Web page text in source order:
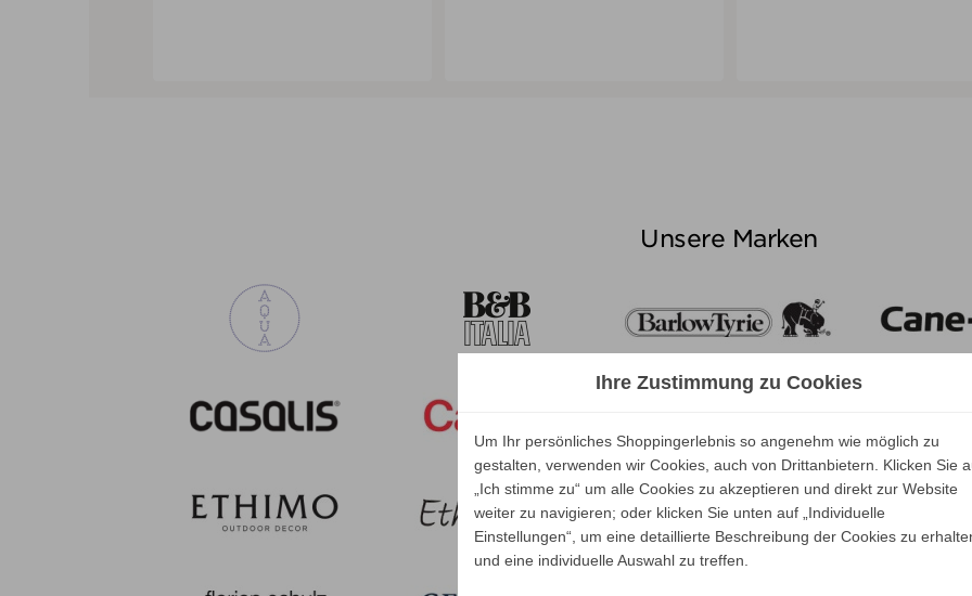
Unsere Marken
Ihre Zustimmung zu Cookies
Um Ihr persönliches Shoppingerlebnis so angenehm wie möglich zu
gestalten, verwenden wir Cookies, auch von Drittanbietern. Klicken Sie
„Ich stimme zu“ um alle Cookies zu akzeptieren und direkt zur Website
weiter zu navigieren; oder klicken Sie unten auf „Individuelle
Einstellungen“, um eine detaillierte Beschreibung der Cookies zu
und eine individuelle Auswahl zu treffen.